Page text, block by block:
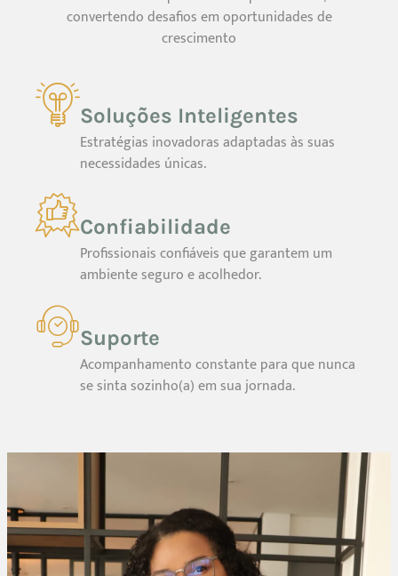
convertendo desafios em oportunidades de
crescimento
Soluções Inteligentes
Estratégias inovadoras adaptadas às suas
necessidades únicas.
Confiabilidade
Profissionais confiáveis que garantem um
ambiente seguro e acolhedor.
Suporte
Acompanhamento constante para que nunca
se sinta sozinho(a) em sua jornada.